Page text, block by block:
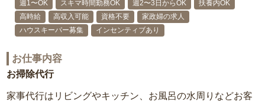
週1〜OK スキマ時間勤務OK 週2〜3日からOK
扶養内OK
高時給
高収入可能 資格不要
家政婦の求人
ハウスキーパー募集
インセンティブあり
お仕事内容
お掃除代行
家事代行はリビングやキッチン、お風呂の水周りなどお客